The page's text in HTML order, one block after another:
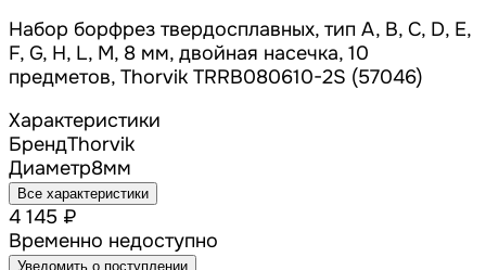
Набор борфрез твердосплавных, тип A, B, C, D, E,
F, G, H, L, M, 8 мм, двойная насечка, 10
предметов, Thorvik TRRB080610-2S (57046)
Характеристики
БрендThorvik
Диаметр8мм
Все характеристики
4 145 ₽
Временно недоступно
Уведомить о поступлении